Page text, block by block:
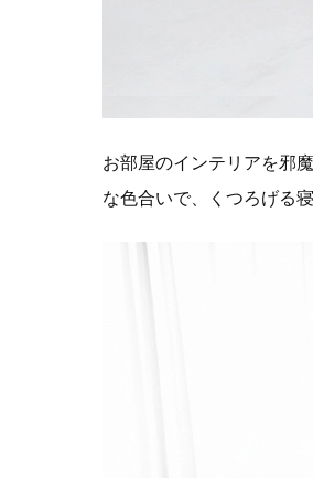
お部屋のインテリアを邪
な色合いで、くつろげる